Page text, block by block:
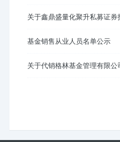
关于鑫鼎盛量化聚升私募证
基金销售从业人员名单公示
关于代销格林基金管理有限